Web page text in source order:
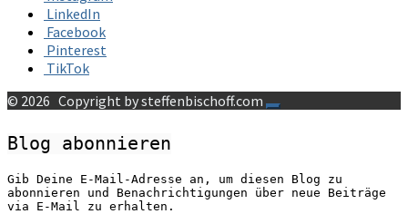
LinkedIn
Facebook
Pinterest
TikTok
© 2026 Copyright by steffenbischoff.com
Blog abonnieren
Gib Deine E-Mail-Adresse an, um diesen Blog zu
abonnieren und Benachrichtigungen über neue Beiträge
via E-Mail zu erhalten.